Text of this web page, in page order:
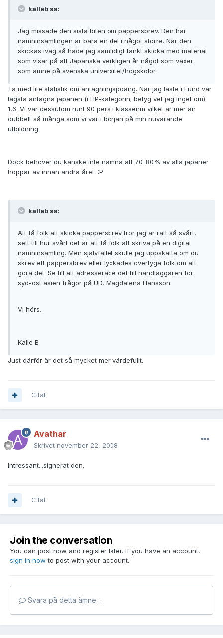
kalleb sa:
Jag missade den sista biten om pappersbrev. Den här
namninsamlingen är bara en del i något större. När den
skickas iväg så hade jag samtidigt tänkt skicka med material
som visar på att Japanska verkligen år något som växer
som ämne på svenska universitet/högskolor.
Ta med lite statistik om antagningspoäng. När jag läste i Lund var
lägsta antagna japanen (i HP-kategorin; betyg vet jag inget om)
1,6. Vi var dessutom runt 90 pers i klassenm vilket är mer än
dubbelt så många som vi var i början på min nuvarande
utbildning.
Dock behöver du kanske inte nämna att 70-80% av alla japaner
hoppar av innan andra året. :P
kalleb sa:
Att få folk att skicka pappersbrev tror jag är rätt så svårt,
sett till hur svårt det är att få folk att skriva på en digital
namninsamling. Men självfallet skulle jag uppskatta om du
skrev ett pappersbrev eller lyckades övertyga folk om att
göra det. Se till att adresserade det till handläggaren för
syd-ost asien frågor på UD, Magdalena Hansson.
Vi hörs.
Kalle B
Just därför är det så mycket mer värdefullt.
Citat
Avathar
Skrivet november 22, 2008
Intressant...signerat den.
Citat
Join the conversation
You can post now and register later. If you have an account,
sign in now to post with your account.
Svara på detta ämne…